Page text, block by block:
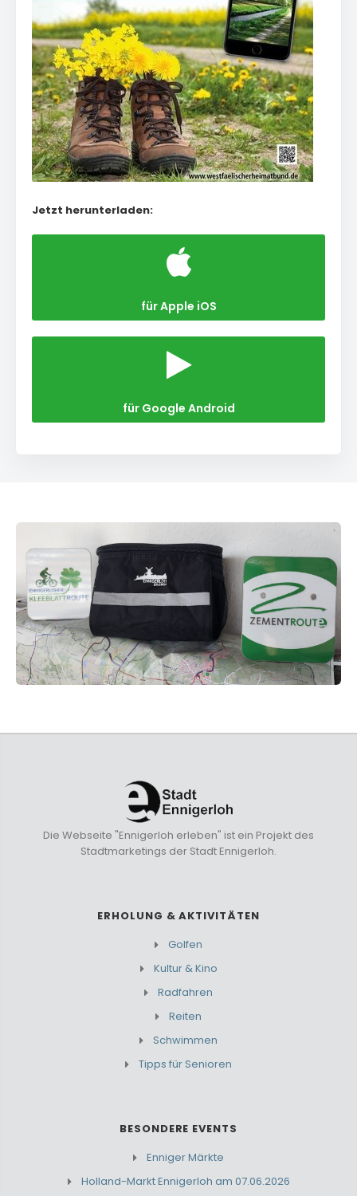
Jetzt herunterladen:
für Apple iOS
für Google Android
Die Webseite "Ennigerloh erleben" ist ein Projekt des
Stadtmarketings der Stadt Ennigerloh.
ERHOLUNG & AKTIVITÄTEN
Golfen
Kultur & Kino
Radfahren
Reiten
Schwimmen
Tipps für Senioren
BESONDERE EVENTS
Enniger Märkte
Holland-Markt Ennigerloh am 07.06.2026